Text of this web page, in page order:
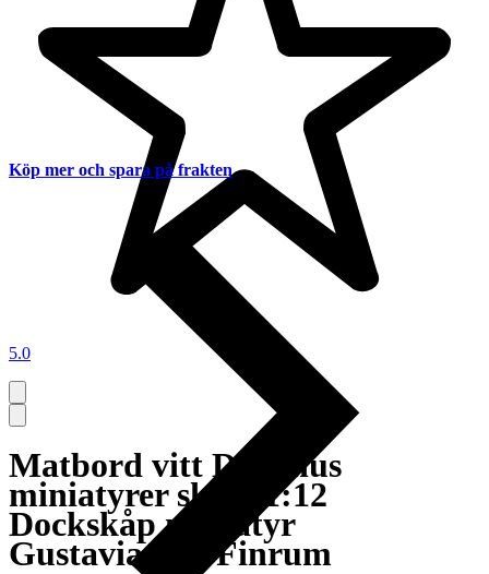
5.0
Matbord vitt Dockhus
miniatyrer skala 1:12
Dockskåp miniatyr
Gustavianskt Finrum
Köp mer och spara på frakten